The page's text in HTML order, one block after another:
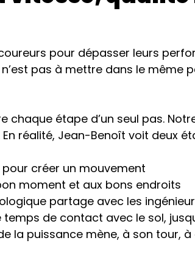
pour dépasser leurs
pas à mettre dans le
étape d’un seul pas.
réalité, Jean-Benoît voit deux
créer un mouvement
moment et aux bons endroits
partage avec les
de contact avec le sol,
la puissance mène, à son tour,